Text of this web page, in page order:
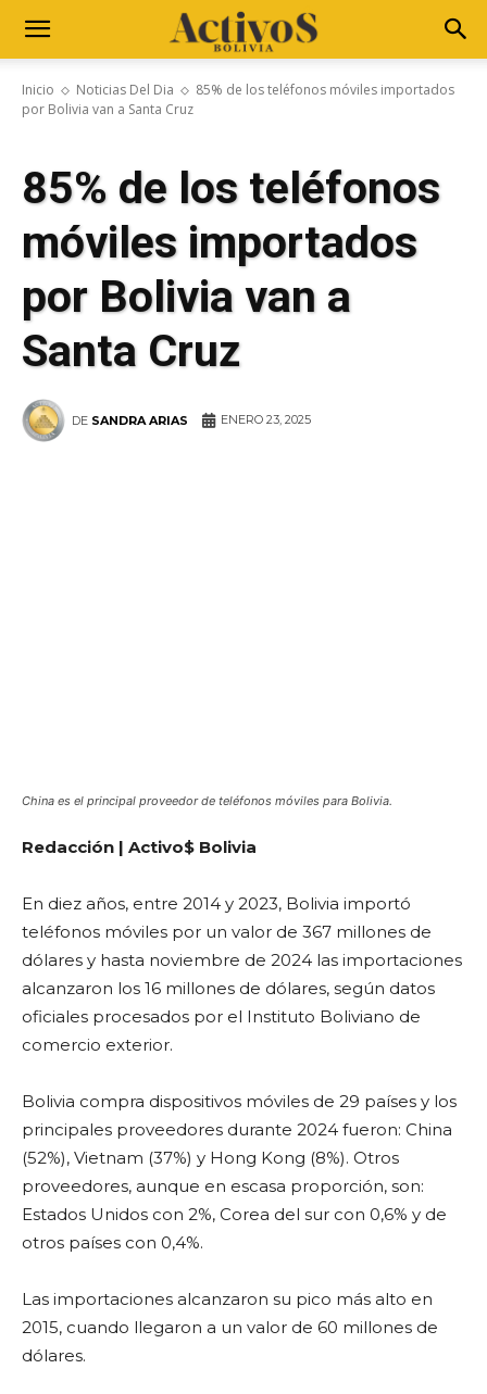
Inicio Noticias Del Dia
85% de los teléfonos móviles importados
por Bolivia van a Santa Cruz
85% de los teléfonos
móviles importados
por Bolivia van a
Santa Cruz
DE SANDRA ARIAS ENERO 23, 2025
China es el principal proveedor de teléfonos móviles para Bolivia.
Redacción | Activo$ Bolivia
En diez años, entre 2014 y 2023, Bolivia importó
teléfonos móviles por un valor de 367 millones de
dólares y hasta noviembre de 2024 las importaciones
alcanzaron los 16 millones de dólares, según datos
oficiales procesados por el Instituto Boliviano de
comercio exterior.
Bolivia compra dispositivos móviles de 29 países y los
principales proveedores durante 2024 fueron: China
(52%), Vietnam (37%) y Hong Kong (8%). Otros
proveedores, aunque en escasa proporción, son:
Estados Unidos con 2%, Corea del sur con 0,6% y de
otros países con 0,4%.
Las importaciones alcanzaron su pico más alto en
2015, cuando llegaron a un valor de 60 millones de
dólares.